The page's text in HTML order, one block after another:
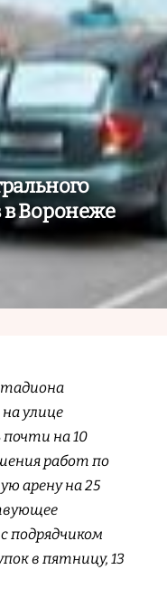
в Воронеже
улице
почти на 10
работ по
арену на 25
подрядчиком
в пятницу, 13